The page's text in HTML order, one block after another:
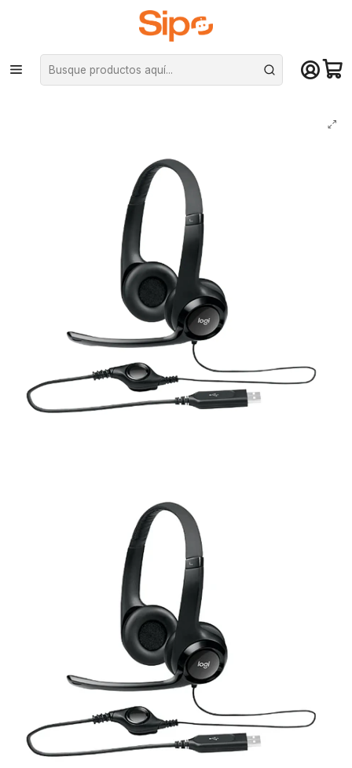
¡Compra hasta mediodía y recibe hoy! De lunes a sábado en el gran
Santiago. Envío gratis desde $29.990
Inicio Computación y Gamers Audífonos
Audífono Logitech con micrófono H390